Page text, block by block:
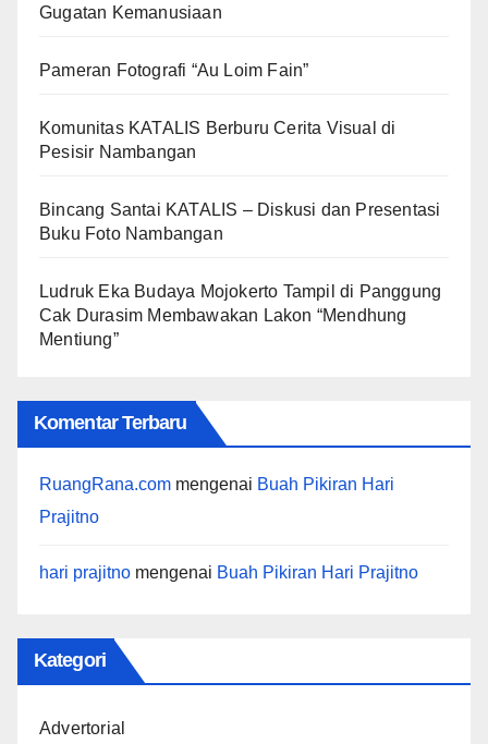
Gugatan Kemanusiaan
Pameran Fotografi “Au Loim Fain”
Komunitas KATALIS Berburu Cerita Visual di
Pesisir Nambangan
Bincang Santai KATALIS – Diskusi dan Presentasi
Buku Foto Nambangan
Ludruk Eka Budaya Mojokerto Tampil di Panggung
Cak Durasim Membawakan Lakon “Mendhung
Mentiung”
Komentar Terbaru
RuangRana.com mengenai Buah Pikiran Hari
Prajitno
hari prajitno mengenai Buah Pikiran Hari Prajitno
Kategori
Advertorial